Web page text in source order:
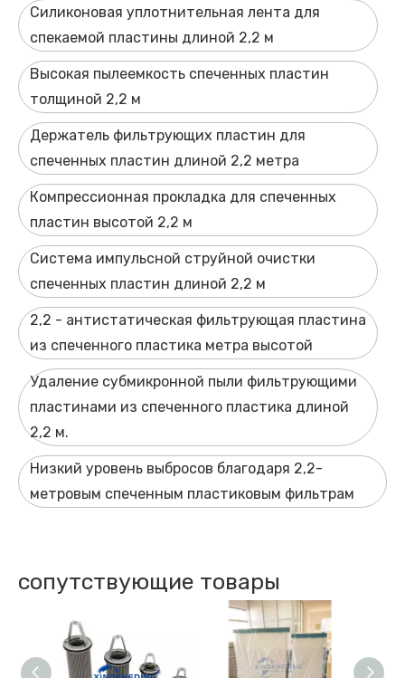
Силиконовая уплотнительная лента для
спекаемой пластины длиной 2,2 м
Высокая пылеемкость спеченных пластин
толщиной 2,2 м
Держатель фильтрующих пластин для
спеченных пластин длиной 2,2 метра
Компрессионная прокладка для спеченных
пластин высотой 2,2 м
Система импульсной струйной очистки
спеченных пластин длиной 2,2 м
2,2 - антистатическая фильтрующая пластина
из спеченного пластика метра высотой
Удаление субмикронной пыли фильтрующими
пластинами из спеченного пластика длиной
2,2 м.
Низкий уровень выбросов благодаря 2,2-
метровым спеченным пластиковым фильтрам
сопутствующие товары